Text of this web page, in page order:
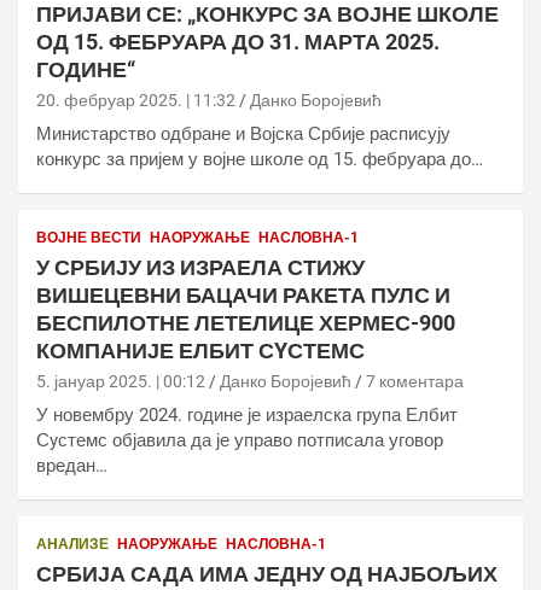
ПРИЈАВИ СЕ: „КОНКУРС ЗА ВОЈНЕ ШКОЛЕ
ОД 15. ФЕБРУАРА ДО 31. МАРТА 2025.
ГОДИНЕ“
20. фебруар 2025. | 11:32 Данко Боројевић
Министарство одбране и Војска Србије расписују
конкурс за пријем у војне школе од 15. фебруара до…
ВОЈНЕ ВЕСТИ НАОРУЖАЊЕ НАСЛОВНА-1
У СРБИЈУ ИЗ ИЗРАЕЛА СТИЖУ
ВИШЕЦЕВНИ БАЦАЧИ РАКЕТА ПУЛС И
БЕСПИЛОТНЕ ЛЕТЕЛИЦЕ ХЕРМЕС-900
КОМПАНИЈЕ ЕЛБИТ СYСТЕМС
5. јануар 2025. | 00:12 Данко Боројевић 7 коментара
У новембру 2024. године је израелска група Елбит
Сyстемс објавила да је управо потписала уговор
вредан…
АНАЛИЗЕ НАОРУЖАЊЕ НАСЛОВНА-1
СРБИЈА САДА ИМА ЈЕДНУ ОД НАЈБОЉИХ